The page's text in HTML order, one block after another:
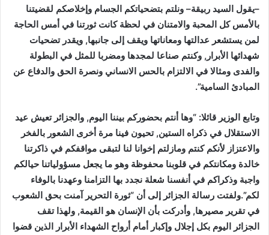
–يقول السيد ربيقة– ونلتم بتضحياتكم الجسام وإخلاصكم لقضيتنا
بالأمس كل المحبة والامتنان في لحظة كانت ثورتنا في أمس الحاجة
لمن يستشعر عدالتها ومعاناتها ويقف إلى جانبها, ويقدر تضحيات
شهدائها الأبرار, وكنتم صناعا لمجدها ومضربا للمثل في البطولة
والفدى ومثالا في الالتزام بالحس الانساني ونصرة الحق والدفاع عن
المبادئ السامية”.
وتابع الوزير قائلا: “وها أنتم بحضوركم بيننا اليوم, والجزائر تعيش عيد
الاستقلال في ذكراه الستين, تحيون فينا مرة أخرى الشعور بالفخر
والاعتزاز لأنكم كنتم ومازلتم إخوانا لنا لتبقى مواقفكم في ذاكرتنا
خالدة ومكانتكم في قلوبنا محفوظة وهو ما يجعل مسؤولياتنا حيالكم
واجبة وذكراكم في أنفسنا شعلة نجدد بها التزامنا وعهدنا بالوفاء
لكم”.ولفتت رسالة الجزائر إلى أن “ثورة التحرير آمنت بحق الشعوب
في تقرير مصيرها, وأدركت بأن الإنسان هو القيمة, ولهذا تقف
الجزائر اليوم بكل إجلال وإكبار أمام أرواح الشهداء الأبرار الذين قضوا